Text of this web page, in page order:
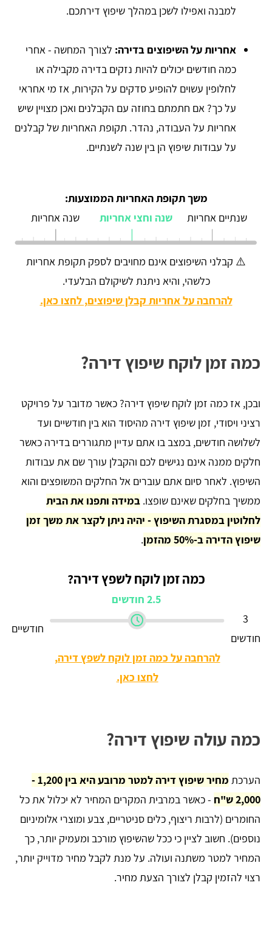
למבנה ואפילו לשכן במהלך שיפוץ דירתכם.
אחריות על השיפוצים בדירה: לצורך המחשה - אחרי
כמה חודשים יכולים להיות נזקים בדירה מקבילה או
לחלופין עשוים להופיע סדקים על הקירות, אז מי אחראי
על כך? אם חתמתם בחוזה עם הקבלנים ואכן מצויין שיש
אחריות על העבודה, נהדר. תקופת האחריות של קבלנים
על עבודות שיפוץ הן בין שנה לשנתיים.
משך תקופת האחריות הממוצעות:
שנתיים אחריות
שנה וחצי אחריות שנה אחריות
⚠️ קבלני השיפוצים אינם מחויבים לספק תקופת אחריות
כלשהי, והיא ניתנת לשיקולם הבלעדי.
להרחבה על אחריות קבלן שיפוצים, לחצו כאן.
כמה זמן לוקח שיפוץ דירה?
ובכן, אז כמה זמן לוקח שיפוץ דירה? כאשר מדובר על פרויקט
רציני ויסודי, זמן שיפוץ דירה מהיסוד הוא בין חודשיים ועד
לשלושה חודשים, במצב בו אתם עדיין מתגוררים בדירה כאשר
חלקים ממנה אינם נגישים לכם והקבלן עורך שם את עבודות
השיפוץ. לאחר סיום אתם עוברים אל החלקים המשופצים והוא
ממשיך בחלקים שאינם שופצו. במידה ותפנו את הבית
לחלוטין במסגרת השיפוץ - יהיה ניתן לקצר את משך זמן
שיפוץ הדירה ב-50% מהזמן
.
כמה זמן לוקח לשפץ דירה?
2.5 חודשים
3
חודשים
חודשיים
להרחבה על כמה זמן לוקח לשפץ דירה,
לחצו כאן.
כמה עולה שיפוץ דירה?
הערכת
מחיר שיפוץ דירה למטר מרובע היא בין 1,200 -
2,000 ש"ח
- כאשר במרבית המקרים המחיר לא יכלול את כל
החומרים (לרבות ריצוף, כלים סניטריים, צבע ומוצרי אלומיניום
נוספים). חשוב לציין כי ככל שהשיפוץ מורכב ומעמיק יותר, כך
המחיר למטר משתנה ועולה. על מנת לקבל מחיר מדוייק יותר,
רצוי להזמין קבלן לצורך הצעת מחיר.